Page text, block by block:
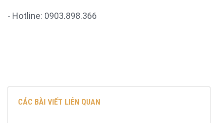
- Hotline: 0903.898.366
CÁC BÀI VIẾT LIÊN QUAN